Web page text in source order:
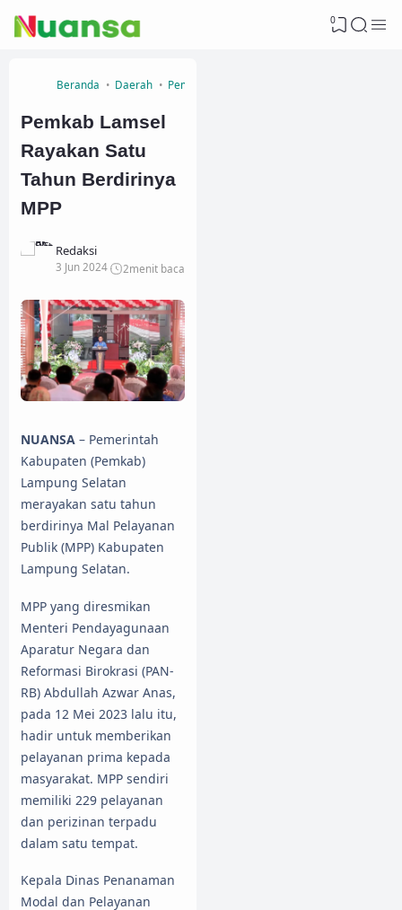
0
Beranda Daerah Pemerintahan
Pemkab Lamsel
Rayakan Satu
Tahun Berdirinya
MPP
Redaksi
3 Jun 2024 2menit baca
NUANSA – Pemerintah
Kabupaten (Pemkab)
Lampung Selatan
merayakan satu tahun
berdirinya Mal Pelayanan
Publik (MPP) Kabupaten
Lampung Selatan.
MPP yang diresmikan
Menteri Pendayagunaan
Aparatur Negara dan
Reformasi Birokrasi (PAN-
RB) Abdullah Azwar Anas,
pada 12 Mei 2023 lalu itu,
hadir untuk memberikan
pelayanan prima kepada
masyarakat. MPP sendiri
memiliki 229 pelayanan
dan perizinan terpadu
dalam satu tempat.
Kepala Dinas Penanaman
Modal dan Pelayanan